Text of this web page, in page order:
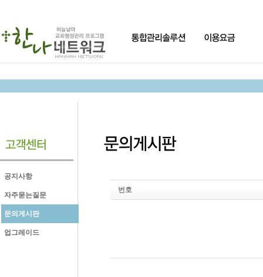
공지사항
자주묻는질문
문의게시판
업그레이드
번호